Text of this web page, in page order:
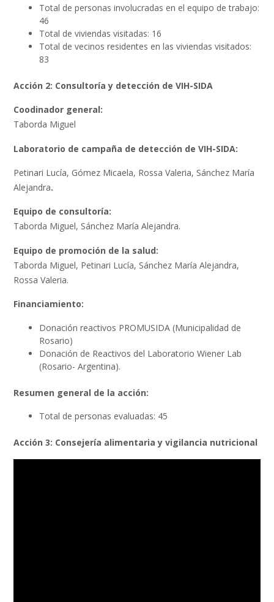
Total de personas involucradas en el equipo de trabajo:
46
Total de viviendas visitadas: 16
Total de vecinos residentes en las viviendas visitados:
83
Acción 2: Consultoría y detección de VIH-SIDA
Coodinador general:
Taborda Miguel
Laboratorio de campaña de detección de VIH-SIDA:
Petinari Lucía, Gómez Micaela, Rossa Valeria, Sánchez María
Alejandra.
Equipo de consultoría:
Taborda Miguel, Sánchez María Alejandra.
Equipo de promoción de la salud:
Taborda Miguel, Petinari Lucía, Sánchez María Alejandra,
Rossa Valeria.
Financiamiento:
Donación reactivos PROMUSIDA (Municipalidad de
Rosario)
Donación de Reactivos del Laboratorio Wiener Lab
(Rosario- Argentina).
Resumen general de la acción:
Total de personas evaluadas: 45
Acción 3: Consejería alimentaria y vigilancia nutricional